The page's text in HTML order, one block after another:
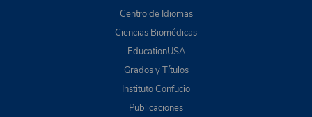
Centro de Idiomas
Ciencias Biomédicas
EducationUSA
Grados y Títulos
Instituto Confucio
Publicaciones